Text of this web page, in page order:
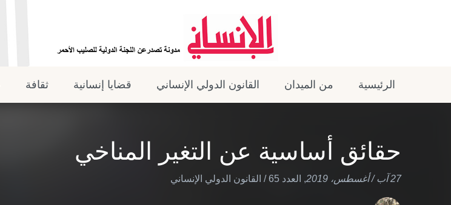
الرئيسية من الميدان القانون الدولي الإنساني قضايا إنسانية ثقافة
حقائق أساسية عن التغير المناخي
27 آب / أغسطس، 2019 , العدد 65 / القانون الدولي الإنساني